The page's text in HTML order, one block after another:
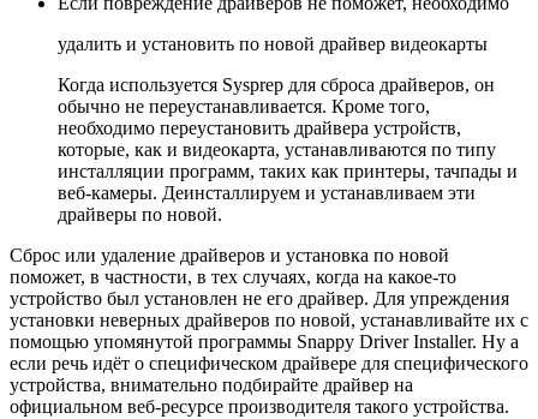
удалить и установить по новой драйвер видеокарты
Когда используется Sysprep для сброса драйверов, он
обычно не переустанавливается. Кроме того,
необходимо переустановить драйвера устройств,
которые, как и видеокарта, устанавливаются по типу
инсталляции программ, таких как принтеры, тачпады и
веб-камеры. Деинсталлируем и устанавливаем эти
драйверы по новой.
Сброс или удаление драйверов и установка по новой
поможет, в частности, в тех случаях, когда на какое-то
устройство был установлен не его драйвер. Для упреждения
установки неверных драйверов по новой, устанавливайте их с
помощью упомянутой программы Snappy Driver Installer. Ну а
если речь идёт о специфическом драйвере для специфического
устройства, внимательно подбирайте драйвер на
официальном веб-ресурсе производителя такого устройства.